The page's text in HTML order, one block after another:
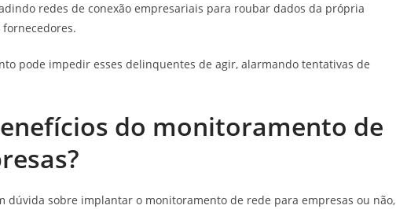
redes de conexão empresariais para roubar dados da própria
pode impedir esses delinquentes de agir, alarmando tentativas de
do monitoramento de
dúvida sobre implantar o monitoramento de rede para empresas ou não,